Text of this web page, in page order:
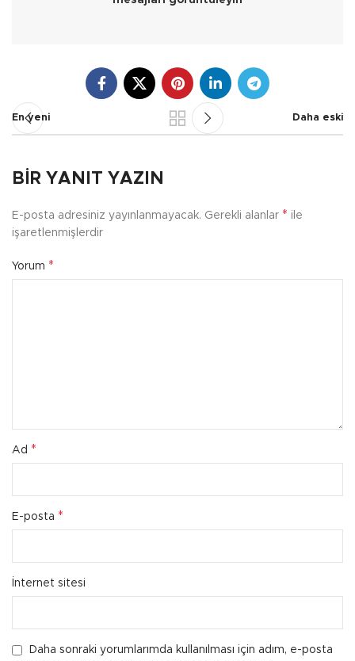
En yeni Daha eski
BIR YANIT YAZIN
E-posta adresiniz yayınlanmayacak. Gerekli alanlar * ile
işaretlenmişlerdir
Yorum *
Ad *
E-posta *
İnternet sitesi
Daha sonraki yorumlarımda kullanılması için adım, e-posta